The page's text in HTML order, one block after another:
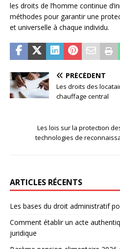
les droits de l’homme continue
méthodes pour garantir une
et universelle à chaque individu.
PRÉCÉDENT
Les droits des
chauffage central
Les lois sur la protection
technologies de
ARTICLES RÉCENTS
Les bases du droit administratif
Comment établir un acte
juridique